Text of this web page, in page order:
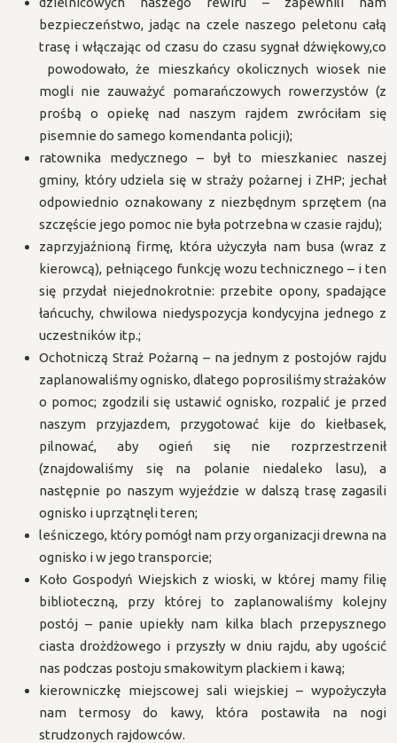
bezpieczeństwo, jadąc na czele naszego peletonu całą
trasę i włączając od czasu do czasu sygnał dźwiękowy,co
powodowało, że mieszkańcy okolicznych wiosek nie
mogli nie zauważyć pomarańczowych rowerzystów (z
prośbą o opiekę nad naszym rajdem zwróciłam się
pisemnie do samego komendanta policji);
ratownika medycznego – był to mieszkaniec naszej
gminy, który udziela się w straży pożarnej i ZHP; jechał
odpowiednio oznakowany z niezbędnym sprzętem (na
szczęście jego pomoc nie była potrzebna w czasie rajdu);
zaprzyjaźnioną firmę, która użyczyła nam busa (wraz z
kierowcą), pełniącego funkcję wozu technicznego – i ten
się przydał niejednokrotnie: przebite opony, spadające
łańcuchy, chwilowa niedyspozycja kondycyjna jednego z
uczestników itp.;
Ochotniczą Straż Pożarną – na jednym z postojów rajdu
zaplanowaliśmy ognisko, dlatego poprosiliśmy strażaków
o pomoc; zgodzili się ustawić ognisko, rozpalić je przed
naszym przyjazdem, przygotować kije do kiełbasek,
pilnować, aby ogień się nie rozprzestrzenił
(znajdowaliśmy się na polanie niedaleko lasu), a
następnie po naszym wyjeździe w dalszą trasę zagasili
ognisko i uprzątnęli teren;
leśniczego, który pomógł nam przy organizacji drewna na
ognisko i w jego transporcie;
Koło Gospodyń Wiejskich z wioski, w której mamy filię
biblioteczną, przy której to zaplanowaliśmy kolejny
postój – panie upiekły nam kilka blach przepysznego
ciasta drożdżowego i przyszły w dniu rajdu, aby ugościć
nas podczas postoju smakowitym plackiem i kawą;
kierowniczkę miejscowej sali wiejskiej – wypożyczyła
nam termosy do kawy, która postawiła na nogi
strudzonych rajdowców.